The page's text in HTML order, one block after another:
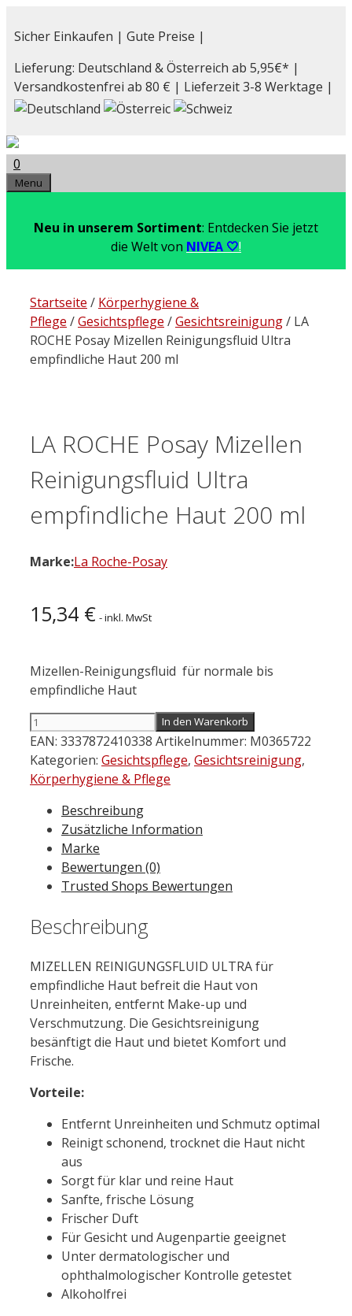
Inhalt
Sicher Einkaufen | Gute Preise |
Lieferung: Deutschland & Österreich ab 5,95€* |
Versandkostenfrei ab 80 € | Lieferzeit 3-8 Werktage |
0
Menu
Neu in unserem Sortiment: Entdecken Sie jetzt
die Welt von NIVEA 🤍!
Startseite / Körperhygiene &
Pflege /Gesichtspflege /Gesichtsreinigung/ LA
ROCHE Posay Mizellen Reinigungsfluid Ultra
empfindliche Haut 200 ml
LA ROCHE Posay Mizellen
Reinigungsfluid Ultra
empfindliche Haut 200 ml
Marke:La Roche-Posay
15,34 € - inkl. MwSt
Mizellen-Reinigungsfluid für normale bis
empfindliche Haut
LA
ROCHE
Posay
Mizellen
Ultra
empfindliche
Haut
200
In den Warenkorb
EAN: 3337872410338 Artikelnummer: M0365722
Kategorien: Gesichtspflege, Gesichtsreinigung,
Körperhygiene & Pflege
Beschreibung
Zusätzliche Information
Marke
Bewertungen (0)
Trusted Shops Bewertungen
Beschreibung
MIZELLEN REINIGUNGSFLUID ULTRA für
empfindliche Haut befreit die Haut von
Unreinheiten, entfernt Make-up und
Verschmutzung. Die Gesichtsreinigung
besänftigt die Haut und bietet Komfort und
Frische.
Vorteile:
Entfernt Unreinheiten und Schmutz optimal
Reinigt schonend, trocknet die Haut nicht
aus
Sorgt für klar und reine Haut
Sanfte, frische Lösung
Frischer Duft
Für Gesicht und Augenpartie geeignet
Unter dermatologischer und
ophthalmologischer Kontrolle getestet
Alkoholfrei